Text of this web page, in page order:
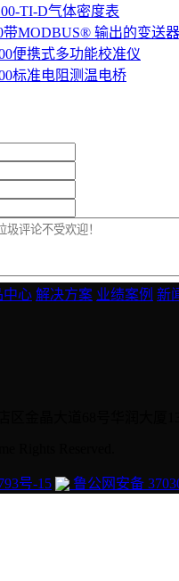
TI-D气体密度表
带MODBUS® 输出的变送
便携式多功能校准仪
标准电阻测温电桥
中心 解决方案 业绩案例 新
号-15 鲁公网安备